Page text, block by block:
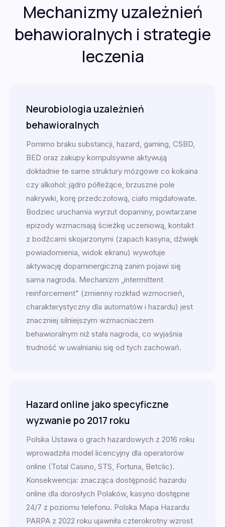
Mechanizmy uzależnień
behawioralnych i strategie
leczenia
Neurobiologia uzależnień
behawioralnych
Pomimo braku substancji, hazard, gaming, CSBD,
BED oraz zakupy kompulsywne aktywują
dokładnie te same struktury mózgowe co kokaina
czy alkohol: jądro półleżące, brzuszne pole
nakrywki, korę przedczołową, ciało migdałowate.
Bodziec uruchamia wyrzut dopaminy, powtarzane
epizody wzmacniają ścieżkę uczeniową, kontakt
z bodźcami skojarzonymi (zapach kasyna, dźwięk
powiadomienia, widok ekranu) wywołuje
aktywację dopaminergiczną zanim pojawi się
sama nagroda. Mechanizm „intermittent
reinforcement" (zmienny rozkład wzmocnień,
charakterystyczny dla automatów i hazardu) jest
znaczniej silniejszym wzmacniaczem
behawioralnym niż stała nagroda, co wyjaśnia
trudność w uwalnianiu się od tych zachowań.
Hazard online jako specyficzne
wyzwanie po 2017 roku
Polska Ustawa o grach hazardowych z 2016 roku
wprowadziła model licencyjny dla operatorów
online (Total Casino, STS, Fortuna, Betclic).
Konsekwencja: znacząca dostępność hazardu
online dla dorosłych Polaków, kasyno dostępne
24/7 z poziomu telefonu. Polska Mapa Hazardu
PARPA z 2022 roku ujawniła czterokrotny wzrost